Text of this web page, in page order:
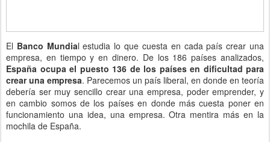
El Banco Mundial estudia lo que cuesta en cada país crear una
empresa, en tiempo y en dinero. De los 186 países analizados,
España ocupa el puesto 136 de los países en dificultad para
crear una empresa. Parecemos un país liberal, en donde en teoría
debería ser muy sencillo crear una empresa, poder emprender, y
en cambio somos de los países en donde más cuesta poner en
funcionamiento una idea, una empresa. Otra mentira más en la
mochila de España.